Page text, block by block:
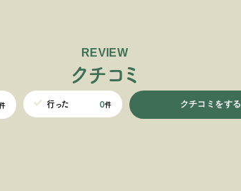
REVIEW
クチ コ ミ
行った 0件 クチコミをする